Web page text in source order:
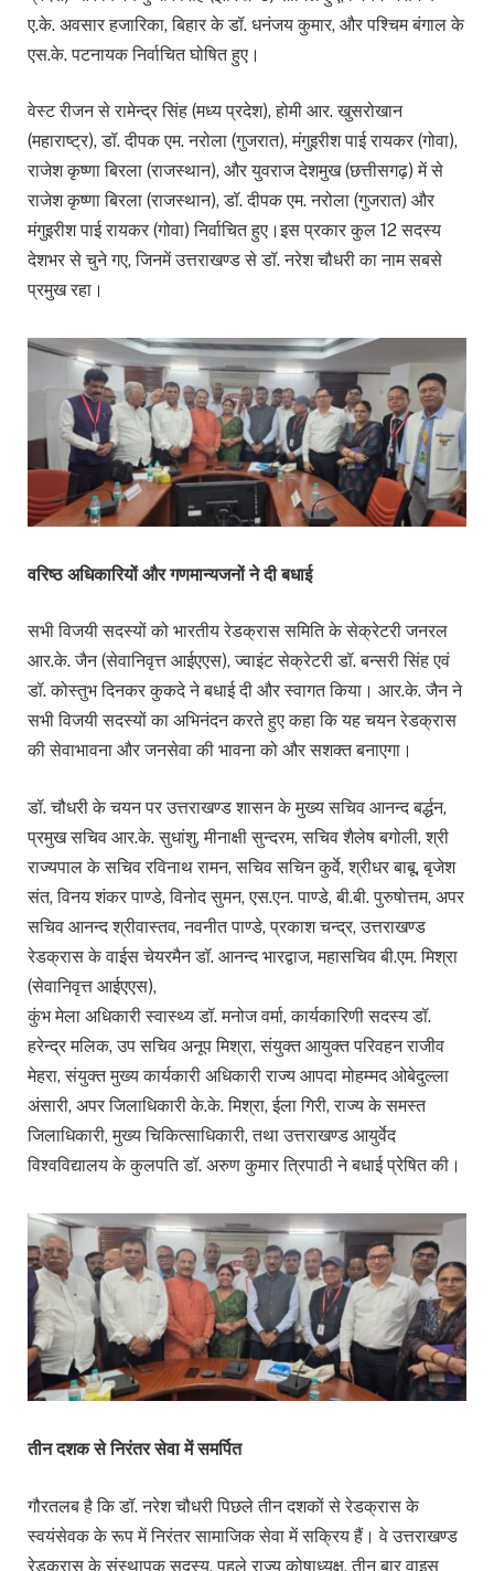
ए.के. अवसार हजारिका, बिहार के डॉ. धनंजय कुमार, और पश्चिम बंगाल के
एस.के. पटनायक निर्वाचित घोषित हुए।
वेस्ट रीजन से रामेन्द्र सिंह (मध्य प्रदेश), होमी आर. खुसरोखान
(महाराष्ट्र), डॉ. दीपक एम. नरोला (गुजरात), मंगुइरीश पाई रायकर (गोवा),
राजेश कृष्णा बिरला (राजस्थान), और युवराज देशमुख (छत्तीसगढ़) में से
राजेश कृष्णा बिरला (राजस्थान), डॉ. दीपक एम. नरोला (गुजरात) और
मंगुइरीश पाई रायकर (गोवा) निर्वाचित हुए।इस प्रकार कुल 12 सदस्य
देशभर से चुने गए, जिनमें उत्तराखण्ड से डॉ. नरेश चौधरी का नाम सबसे
प्रमुख रहा।
वरिष्ठ अधिकारियों और गणमान्यजनों ने दी बधाई
सभी विजयी सदस्यों को भारतीय रेडक्रास समिति के सेक्रेटरी जनरल
आर.के. जैन (सेवानिवृत्त आईएएस), ज्वाइंट सेक्रेटरी डॉ. बन्सरी सिंह एवं
डॉ. कोस्तुभ दिनकर कुकदे ने बधाई दी और स्वागत किया। आर.के. जैन ने
सभी विजयी सदस्यों का अभिनंदन करते हुए कहा कि यह चयन रेडक्रास
की सेवाभावना और जनसेवा की भावना को और सशक्त बनाएगा।
डॉ. चौधरी के चयन पर उत्तराखण्ड शासन के मुख्य सचिव आनन्द बर्द्धन,
प्रमुख सचिव आर.के. सुधांशु, मीनाक्षी सुन्दरम, सचिव शैलेष बगोली, श्री
राज्यपाल के सचिव रविनाथ रामन, सचिव सचिन कुर्वे, श्रीधर बाबू, बृजेश
संत, विनय शंकर पाण्डे, विनोद सुमन, एस.एन. पाण्डे, बी.बी. पुरुषोत्तम, अपर
सचिव आनन्द श्रीवास्तव, नवनीत पाण्डे, प्रकाश चन्द्र, उत्तराखण्ड
रेडक्रास के वाईस चेयरमैन डॉ. आनन्द भारद्वाज, महासचिव बी.एम. मिश्रा
(सेवानिवृत्त आईएएस),
कुंभ मेला अधिकारी स्वास्थ्य डॉ. मनोज वर्मा, कार्यकारिणी सदस्य डॉ.
हरेन्द्र मलिक, उप सचिव अनूप मिश्रा, संयुक्त आयुक्त परिवहन राजीव
मेहरा, संयुक्त मुख्य कार्यकारी अधिकारी राज्य आपदा मोहम्मद ओबेदुल्ला
अंसारी, अपर जिलाधिकारी के.के. मिश्रा, ईला गिरी, राज्य के समस्त
जिलाधिकारी, मुख्य चिकित्साधिकारी, तथा उत्तराखण्ड आयुर्वेद
विश्वविद्यालय के कुलपति डॉ. अरुण कुमार त्रिपाठी ने बधाई प्रेषित की।
तीन दशक से निरंतर सेवा में समर्पित
गौरतलब है कि डॉ. नरेश चौधरी पिछले तीन दशकों से रेडक्रास के
स्वयंसेवक के रूप में निरंतर सामाजिक सेवा में सक्रिय हैं। वे उत्तराखण्ड
रेडक्रास के संस्थापक सदस्य, पहले राज्य कोषाध्यक्ष, तीन बार वाइस